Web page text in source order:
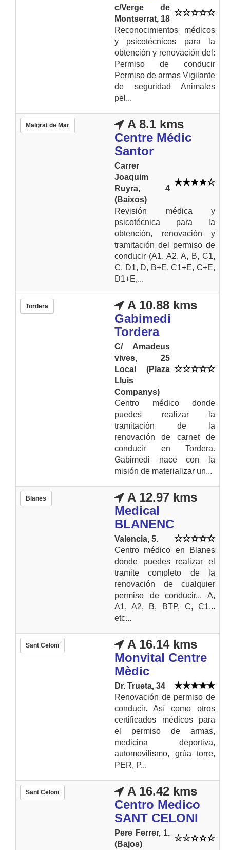
c/Verge de
Montserrat, 18
Reconocimientos médicos
y psicotécnicos para la
obtención y renovación del:
Permiso de conducir
Permiso de armas Vigilante
de seguridad Animales
pel...
Malgrat de Mar
A 8.1 kms
Centre Médic
Santor
Carrer
Joaquim
Ruyra, 4
(Baixos)
Revisión médica y
psicotécnica para la
obtención, renovación y
tramitación del permiso de
conducir (A1, A2, A, B, C1,
C, D1, D, B+E, C1+E, C+E,
D1+E,...
Tordera
A 10.88 kms
Gabimedi
Tordera
C/ Amadeus
vives, 25
Local (Plaza
Lluis
Companys)
Centro médico donde
puedes realizar la
tramitación de la
renovación de carnet de
conducir en Tordera.
Gabimedi nace con la
misión de materializar un...
Blanes
A 12.97 kms
Medical
BLANENC
Valencia, 5.
Centro médico en Blanes
donde puedes realizar el
tramite completo de la
renovación de cualquier
permiso de conducir... A,
A1, A2, B, BTP, C, C1...
etc...
Sant Celoni
A 16.14 kms
Monvital Centre
Mèdic
Dr. Trueta, 34
Renovación de permiso de
conducir. Así como otros
certificados médicos para
el permiso de armas,
medicina deportiva,
automovilismo, grúa torre,
PER, P...
Sant Celoni
A 16.42 kms
Centro Medico
SANT CELONI
Pere Ferrer, 1.
(Bajos)